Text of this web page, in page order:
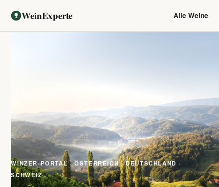
WeinExperte Alle Weine
WINZER-PORTAL · ÖSTERREICH · DEUTSCHLAND ·
SCHWEIZ